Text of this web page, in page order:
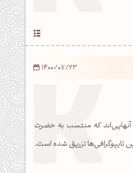
آنهایی‌اند که منتسب به حضرت
تزریق شده است.
1400/07/23